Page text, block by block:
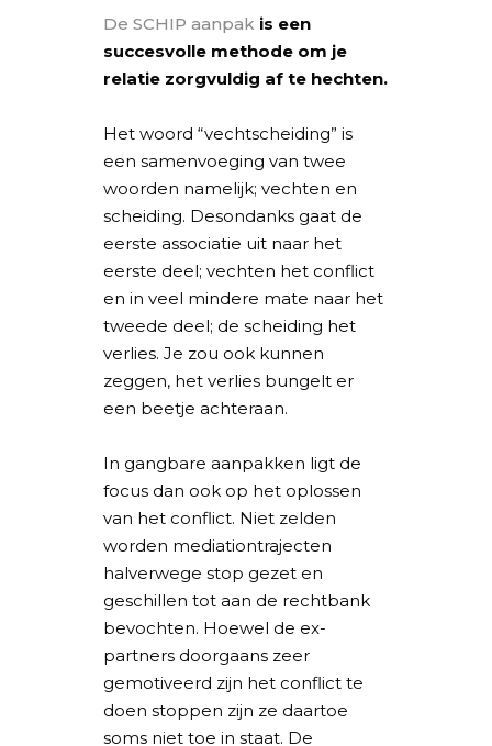
De SCHIP aanpak is een
succesvolle methode om je
relatie zorgvuldig af te hechten.
Het woord “vechtscheiding” is
een samenvoeging van twee
woorden namelijk; vechten en
scheiding. Desondanks gaat de
eerste associatie uit naar het
eerste deel; vechten het conflict
en in veel mindere mate naar het
tweede deel; de scheiding het
verlies. Je zou ook kunnen
zeggen, het verlies bungelt er
een beetje achteraan.
In gangbare aanpakken ligt de
focus dan ook op het oplossen
van het conflict. Niet zelden
worden mediationtrajecten
halverwege stop gezet en
geschillen tot aan de rechtbank
bevochten. Hoewel de ex-
partners doorgaans zeer
gemotiveerd zijn het conflict te
doen stoppen zijn ze daartoe
soms niet toe in staat. De